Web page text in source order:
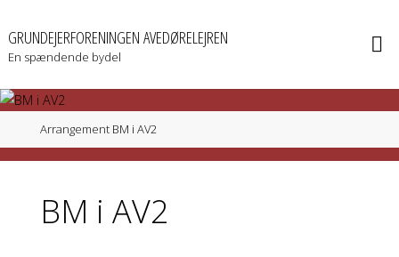
GRUNDEJERFORENINGEN AVEDØRELEJREN
En spændende bydel
Arrangement BM i AV2
BM i AV2